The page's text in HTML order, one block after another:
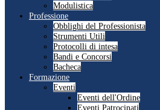
Modulistica
Professione
Obblighi del Professionista
Strumenti Utili
Protocolli di intesa
Bandi e Concorsi
Bacheca
Formazione
Eventi
Eventi dell'Ordine
Eventi Patrocinati